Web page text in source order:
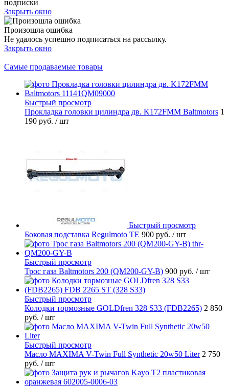
подписки
Закрыть окно
Произошла ошибка
Не удалось успешно подписаться на рассылку.
Закрыть окно
Самые продаваемые товары
Быстрый просмотр
Прокладка головки цилиндра дв. K172FMM Baltmotors 1
190 руб. / шт
Быстрый просмотр
Боковая подставка Regulmoto TE 900 руб. / шт
Быстрый просмотр
Трос газа Baltmotors 200 (QM200-GY-B) 900 руб. / шт
Быстрый просмотр
Колодки тормозные GOLDfren 328 S33 (FDB2265) 2 850
руб. / шт
Быстрый просмотр
Масло MAXIMA V-Twin Full Synthetic 20w50 Liter 2 750
руб. / шт